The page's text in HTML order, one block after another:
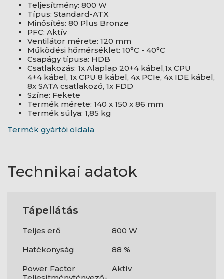
Teljesítmény: 800 W
Típus: Standard-ATX
Minősítés: 80 Plus Bronze
PFC: Aktív
Ventilátor mérete: 120 mm
Működési hőmérséklet: 10°C - 40°C
Csapágy típusa: HDB
Csatlakozás: 1x Alaplap 20+4 kábel,1x CPU
4+4 kábel, 1x CPU 8 kábel, 4x PCIe, 4x IDE kábel,
8x SATA csatlakozó, 1x FDD
Színe: Fekete
Termék mérete: 140 x 150 x 86 mm
Termék súlya: 1,85 kg
Termék gyártói oldala
Technikai adatok
Tápellátás
Teljes erő
800 W
Hatékonyság
88 %
Power Factor
Aktív